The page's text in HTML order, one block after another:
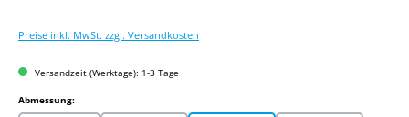
Preise inkl. MwSt. zzgl. Versandkosten
Versandzeit (Werktage): 1-3 Tage
Abmessung:auswählen